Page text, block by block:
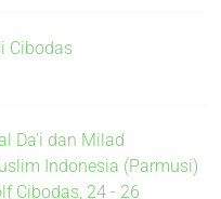
Cibodas
Da'i dan Milad
Indonesia (Parmusi)
Cibodas, 24 - 26